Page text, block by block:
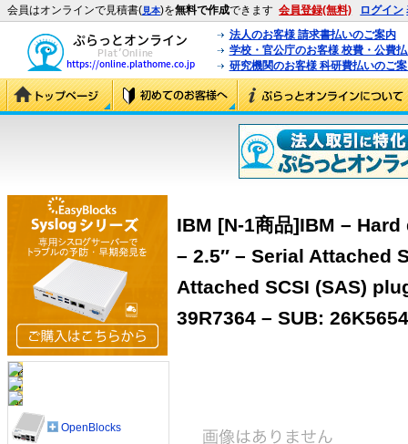
会員はオンラインで見積書(見本)を無料で作成できます 会員登録(無料) ログイン
法人のお客様 請求書払いのご案内
学校・官公庁のお客様 校費・公費
研究機関のお客様 科研費払いのご
IBM [N-1商品]IBM –
– 2.5″ – Serial Attached
Attached SCSI (SAS)
39R7364 – SUB:
OpenBlocks